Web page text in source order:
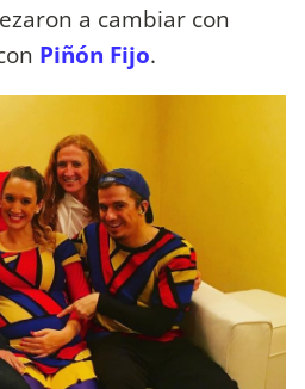
a cambiar con
Piñón Fijo.